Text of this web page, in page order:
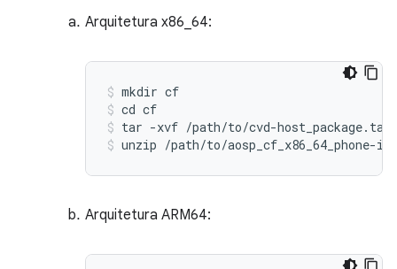
Arquitetura x86_64:
mkdir cf
cd cf
tar -xvf /path/to/cvd-host_package. tar
unzip /path/to/aosp_cf_x86_64_phone-
Arquitetura ARM64: